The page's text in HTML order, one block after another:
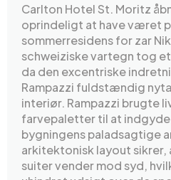
Carlton Hotel St. Moritz
oprindeligt at have været
sommerresidens for zar
schweiziske vartegn tog
da den excentriske
Rampazzi fuldstændig
interiør. Rampazzi brugte
farvepaletter til at indgyde
bygningens paladsagtige
arkitektonisk layout sikrer,
suiter vender mod syd,